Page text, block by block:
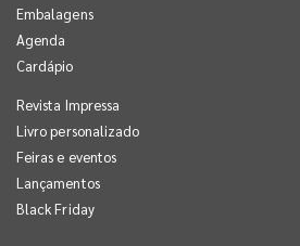
Embalagens
Agenda
Cardápio
Revista Impressa
Livro personalizado
Feiras e eventos
Lançamentos
Black Friday